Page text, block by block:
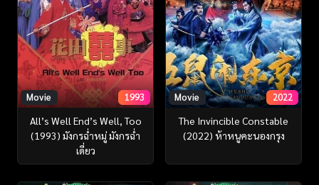
Movie 1993
All’s Well End’s Well, Too
(1993) มังกรฉ่ำหมู่ มังกรฉ่ำ
เดี่ยว
Movie 2022
The Invincible Constable
(2022) ห้าหนูคะนองกรุง